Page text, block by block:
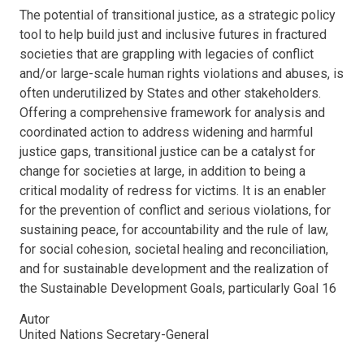
The potential of transitional justice, as a strategic policy
tool to help build just and inclusive futures in fractured
societies that are grappling with legacies of conflict
and/or large-scale human rights violations and abuses, is
often underutilized by States and other stakeholders.
Offering a comprehensive framework for analysis and
coordinated action to address widening and harmful
justice gaps, transitional justice can be a catalyst for
change for societies at large, in addition to being a
critical modality of redress for victims. It is an enabler
for the prevention of conflict and serious violations, for
sustaining peace, for accountability and the rule of law,
for social cohesion, societal healing and reconciliation,
and for sustainable development and the realization of
the Sustainable Development Goals, particularly Goal 16
Autor
United Nations Secretary-General